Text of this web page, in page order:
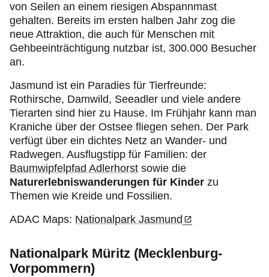
von Seilen an einem riesigen Abspannmast
gehalten. Bereits im ersten halben Jahr zog die
neue Attraktion, die auch für Menschen mit
Gehbeeinträchtigung nutzbar ist, 300.000 Besucher
an.
Jasmund ist ein Paradies für Tierfreunde:
Rothirsche, Damwild, Seeadler und viele andere
Tierarten sind hier zu Hause. Im Frühjahr kann man
Kraniche über der Ostsee fliegen sehen. Der Park
verfügt über ein dichtes Netz an Wander- und
Radwegen. Ausflugstipp für Familien: der
Baumwipfelpfad Adlerhorst sowie die
Naturerlebniswanderungen für Kinder zu
Themen wie Kreide und Fossilien.
ADAC Maps: Nationalpark Jasmund
Nationalpark Müritz (Mecklenburg-
Vorpommern)